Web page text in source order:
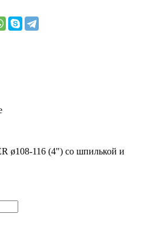
ø108-116 (4") со шпилькой и